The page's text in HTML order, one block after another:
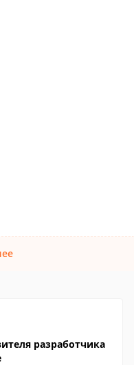
разработчика